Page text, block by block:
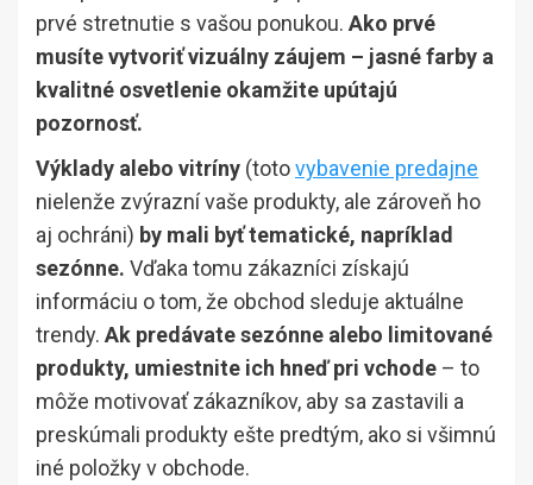
prvé stretnutie s vašou ponukou. Ako prvé
musíte vytvoriť vizuálny záujem – jasné farby a
kvalitné osvetlenie okamžite upútajú
pozornosť.
Výklady alebo vitríny (totovybavenie predajne
nielenže zvýrazní vaše produkty, ale zároveň ho
aj ochráni) by mali byť tematické, napríklad
sezónne. Vďaka tomu zákazníci získajú
informáciu o tom, že obchod sleduje aktuálne
trendy. Ak predávate sezónne alebo limitované
produkty, umiestnite ich hneď pri vchode – to
môže motivovať zákazníkov, aby sa zastavili a
preskúmali produkty ešte predtým, ako si všimnú
iné položky v obchode.